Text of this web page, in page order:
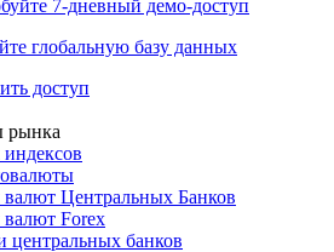
7-дневный демо-доступ
глобальную базу данных
доступ
рынка
Центральных Банков
Forex
центральных банков